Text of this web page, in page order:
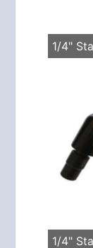
1/4"
1/4"